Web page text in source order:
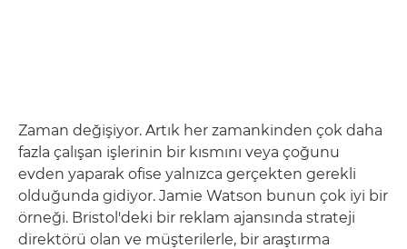
Zaman değişiyor. Artık her zamankinden çok daha
fazla çalışan işlerinin bir kısmını veya çoğunu
evden yaparak ofise yalnızca gerçekten gerekli
olduğunda gidiyor. Jamie Watson bunun çok iyi bir
örneği. Bristol'deki bir reklam ajansında strateji
direktörü olan ve müşterilerle, bir araştırma